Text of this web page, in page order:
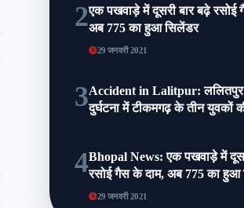
2एक पखवाड़े में दूसरी बार बढ़े रसोई
अब 775 का हुआ सिलेंडर
29 जनवरी 2021
3Accident in Lalitpur:
दुर्घटना में टीकमगढ़ के तीन युवकों
4Bhopal News: एक पखवाड़े में
रसोई गैस के दाम, अब 775 का हुआ
29 जनवरी 2021